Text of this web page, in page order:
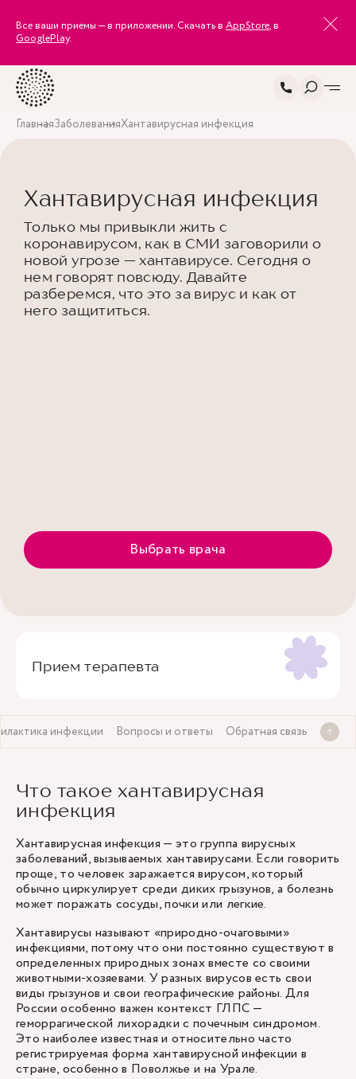
Все ваши приемы — в приложении. Скачать в AppStore, в
GooglePlay.
ГлавнаяЗаболеванияХантавирусная инфекция
Хантавирусная инфекция
Только мы привыкли жить с
коронавирусом, как в СМИ заговорили о
новой угрозе — хантавирусе. Сегодня о
нем говорят повсюду. Давайте
разберемся, что это за вирус и как от
него защититься.
Выбрать врача
Прием терапевта
инфекции Вопросы и ответы Обратная связь
Что такое хантавирусная
инфекция
Хантавирусная инфекция — это группа вирусных
заболеваний, вызываемых хантавирусами. Если говорить
проще, то человек заражается вирусом, который
обычно циркулирует среди диких грызунов, а болезнь
может поражать сосуды, почки или легкие.
Хантавирусы называют «природно-очаговыми»
инфекциями, потому что они постоянно существуют в
определенных природных зонах вместе со своими
животными-хозяевами. У разных вирусов есть свои
виды грызунов и свои географические районы. Для
России особенно важен контекст ГЛПС —
геморрагической лихорадки с почечным синдромом.
Это наиболее известная и относительно часто
регистрируемая форма хантавирусной инфекции в
стране, особенно в Поволжье и на Урале.